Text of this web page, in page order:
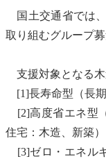
国土交通省では
取り組むグループ
支援対象となる木
[1]長寿命型（長期
[2]高度省エネ型
住宅：木造、新築
[3]ゼロ・エネル